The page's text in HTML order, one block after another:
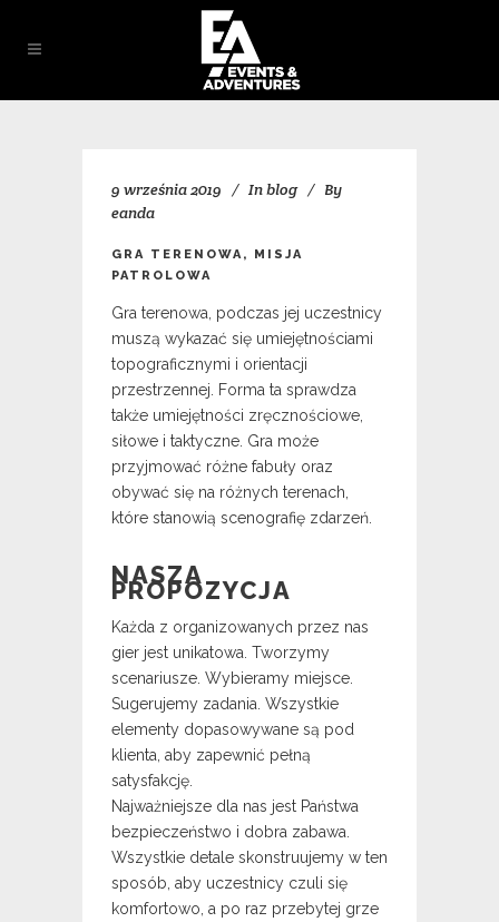
9 września 2019 Inblog
By
eanda
GRA TERENOWA, MISJA
PATROLOWA
Gra terenowa, podczas jej uczestnicy
muszą wykazać się umiejętnościami
topograficznymi i orientacji
przestrzennej. Forma ta sprawdza
także umiejętności zręcznościowe,
siłowe i taktyczne. Gra może
przyjmować różne fabuły oraz
obywać się na różnych terenach,
które stanowią scenografię zdarzeń.
NASZA
PROPOZYCJA
Każda z organizowanych przez nas
gier jest unikatowa. Tworzymy
scenariusze. Wybieramy miejsce.
Sugerujemy zadania. Wszystkie
elementy dopasowywane są pod
klienta, aby zapewnić pełną
satysfakcję.
Najważniejsze dla nas jest Państwa
bezpieczeństwo i dobra zabawa.
Wszystkie detale skonstruujemy w ten
sposób, aby uczestnicy czuli się
komfortowo, a po raz przebytej grze